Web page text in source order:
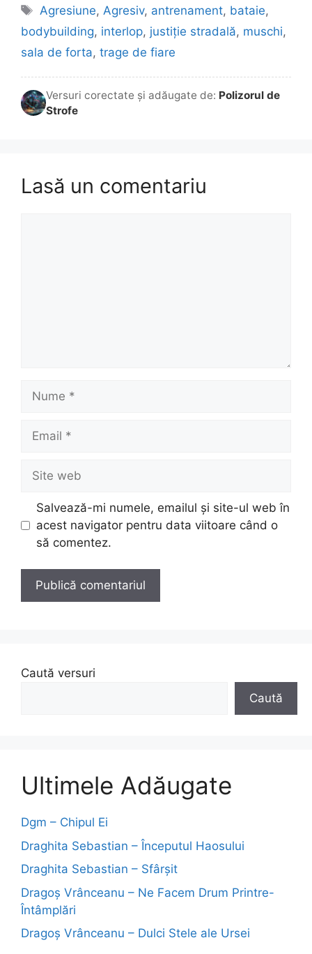
Etichete
Agresiune, Agresiv, antrenament, bataie,
bodybuilding, interlop, justiție stradală, muschi,
sala de forta, trage de fiare
Versuri corectate și adăugate de: Polizorul de
Strofe
Lasă un comentariu
web
Salvează-mi numele, emailul și site-ul web în
acest navigator pentru data viitoare când o
să comentez.
Caută versuri
Caută
Ultimele Adăugate
Dgm – Chipul Ei
Draghita Sebastian – Începutul Haosului
Draghita Sebastian – Sfârșit
Dragoş Vrânceanu – Ne Facem Drum Printre-
Întâmplări
Dragoş Vrânceanu – Dulci Stele ale Ursei